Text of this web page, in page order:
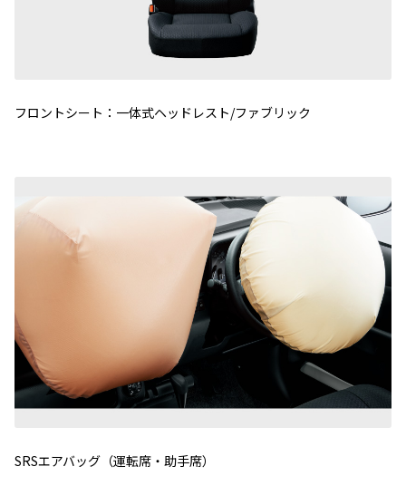
フロントシート：一体式ヘッドレスト/ファブリック
SRSエアバッグ（運転席・助手席）